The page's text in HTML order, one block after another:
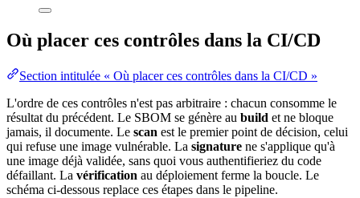
Où placer ces contrôles dans la CI/CD
Section intitulée « Où placer ces contrôles dans la CI/CD »
L'ordre de ces contrôles n'est pas arbitraire : chacun consomme le
résultat du précédent. Le SBOM se génère au build et ne bloque
jamais, il documente. Le scan est le premier point de décision, celui
qui refuse une image vulnérable. La signature ne s'applique qu'à
une image déjà validée, sans quoi vous authentifieriez du code
défaillant. La vérification au déploiement ferme la boucle. Le
schéma ci-dessous replace ces étapes dans le pipeline.